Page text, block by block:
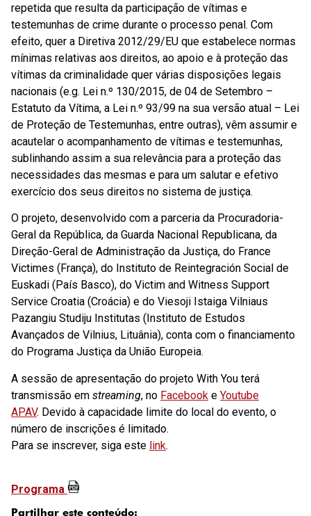
repetida que resulta da participação de vítimas e
testemunhas de crime durante o processo penal. Com
efeito, quer a Diretiva 2012/29/EU que estabelece normas
mínimas relativas aos direitos, ao apoio e à proteção das
vítimas da criminalidade quer várias disposições legais
nacionais (e.g. Lei n.º 130/2015, de 04 de Setembro –
Estatuto da Vítima, a Lei n.º 93/99 na sua versão atual – Lei
de Proteção de Testemunhas, entre outras), vêm assumir e
acautelar o acompanhamento de vítimas e testemunhas,
sublinhando assim a sua relevância para a proteção das
necessidades das mesmas e para um salutar e efetivo
exercício dos seus direitos no sistema de justiça.
O projeto, desenvolvido com a parceria da Procuradoria-
Geral da República, da Guarda Nacional Republicana, da
Direção-Geral de Administração da Justiça, do France
Victimes (França), do Instituto de Reintegración Social de
Euskadi (País Basco), do Victim and Witness Support
Service Croatia (Croácia) e do Viesoji Istaiga Vilniaus
Pazangiu Studiju Institutas (Instituto de Estudos
Avançados de Vilnius, Lituânia), conta com o financiamento
do Programa Justiça da União Europeia.
A sessão de apresentação do projeto With You terá
transmissão em streaming, no Facebook e Youtube
APAV. Devido à capacidade limite do local do evento, o
número de inscrições é limitado.
Para se inscrever, siga este link.
Programa
Partilhar este conteúdo: